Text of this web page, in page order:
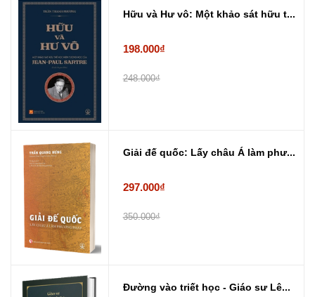
Hữu và Hư vô: Một khảo sát hữu t...
198.000₫
248.000₫
Giải đế quốc: Lấy châu Á làm phư...
297.000₫
350.000₫
Đường vào triết học - Giáo sư Lê...